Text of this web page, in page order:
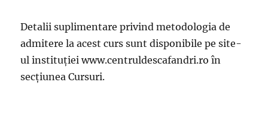
Detalii suplimentare privind metodologia de
admitere la acest curs sunt disponibile pe site-
ul instituţiei www.centruldescafandri.ro în
secţiunea Cursuri.